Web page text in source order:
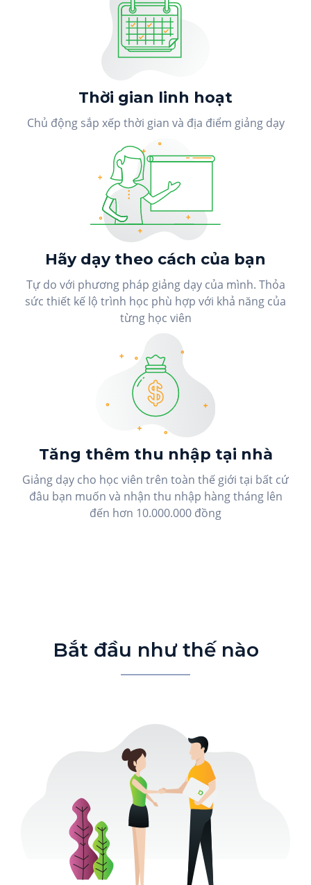
Thời gian linh hoạt
Chủ động sắp xếp thời gian và địa điểm giảng dạy
Hãy dạy theo cách của bạn
Tự do với phương pháp giảng dạy của mình. Thỏa
sức thiết kế lộ trình học phù hợp với khả năng của
từng học viên
Tăng thêm thu nhập tại nhà
Giảng dạy cho học viên trên toàn thế giới tại bất cứ
đâu bạn muốn và nhận thu nhập hàng tháng lên
đến hơn 10.000.000 đồng
Bắt đầu như thế nào